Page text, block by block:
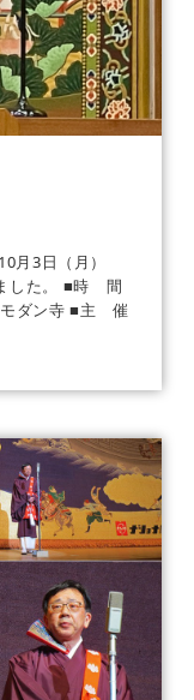
3日（月）
た。 ■時 間
モダン寺 ■主 催